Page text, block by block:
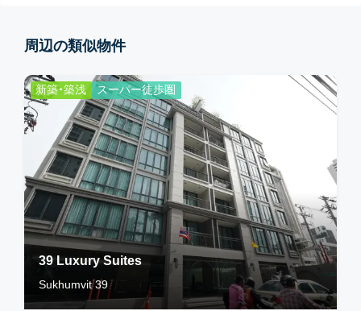
周辺の類似物件
新築・築浅 スーパー徒歩圏
39 Luxury Suites
Sukhumvit 39